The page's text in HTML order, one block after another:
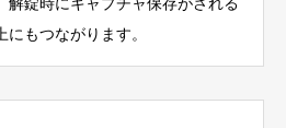
もつながります。